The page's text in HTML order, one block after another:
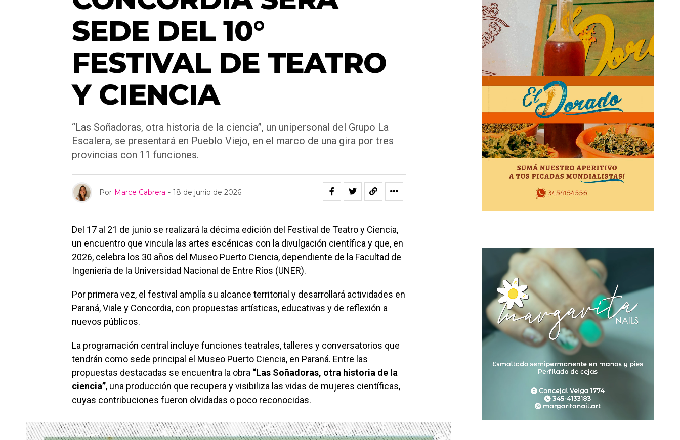
SEDE DEL 10°
FESTIVAL DE TEATRO
Y CIENCIA
“Las Soñadoras, otra historia de la ciencia”, un unipersonal del Grupo La
Escalera, se presentará en Pueblo Viejo, en el marco de una gira por tres
provincias con 11 funciones.
Por Marce Cabrera - 18 de junio de 2026
Del 17 al 21 de junio se realizará la décima edición del Festival de Teatro y Ciencia,
un encuentro que vincula las artes escénicas con la divulgación científica y que, en
2026, celebra los 30 años del Museo Puerto Ciencia, dependiente de la Facultad de
Ingeniería de la Universidad Nacional de Entre Ríos (UNER).
Por primera vez, el festival amplía su alcance territorial y desarrollará actividades en
Paraná, Viale y Concordia, con propuestas artísticas, educativas y de reflexión a
nuevos públicos.
La programación central incluye funciones teatrales, talleres y conversatorios que
tendrán como sede principal el Museo Puerto Ciencia, en Paraná. Entre las
propuestas destacadas se encuentra la obra “Las Soñadoras, otra historia de la
ciencia”, una producción que recupera y visibiliza las vidas de mujeres científicas,
cuyas contribuciones fueron olvidadas o poco reconocidas.